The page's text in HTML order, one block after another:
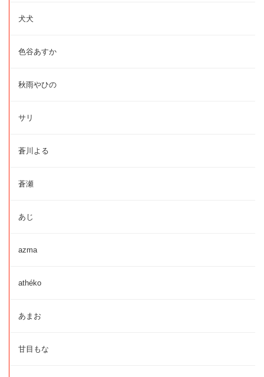
犬犬
色谷あすか
秋雨やひの
サリ
蒼川よる
蒼瀬
あじ
azma
athéko
あまお
甘目もな